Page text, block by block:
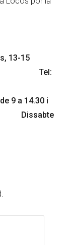
13-15
14.30 i